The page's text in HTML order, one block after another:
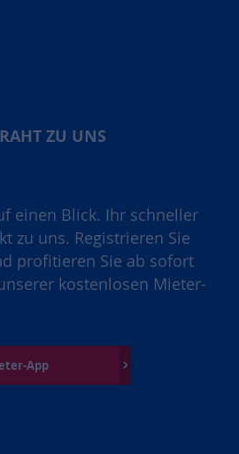
ZU UNS
einen Blick. Ihr schneller
zu uns. Registrieren Sie
profitieren Sie ab sofort
kostenlosen Mieter-
App